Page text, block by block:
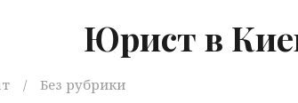
Юрист в
Без рубрики